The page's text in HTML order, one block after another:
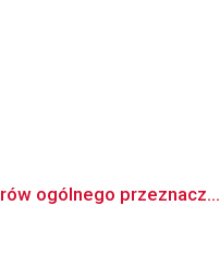
ogólnego przeznacz...